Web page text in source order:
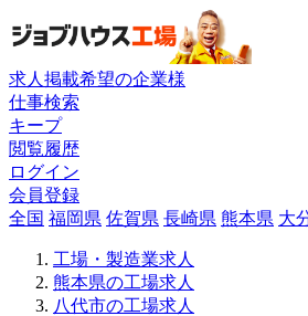
求人掲載希望の企業様
仕事検索
キープ
閲覧履歴
ログイン
会員登録
全国 福岡県 佐賀県 長崎県 熊本県 大
工場・製造業求人
熊本県の工場求人
八代市の工場求人